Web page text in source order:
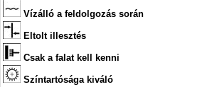
Vízálló a feldolgozás során
Eltolt illesztés
Csak a falat kell kenni
Színtartósága kiváló